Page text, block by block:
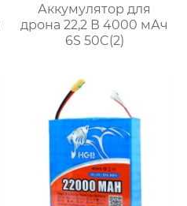
Аккумулятор для
дрона 22,2 В 4000 мАч
6S 50C(2)